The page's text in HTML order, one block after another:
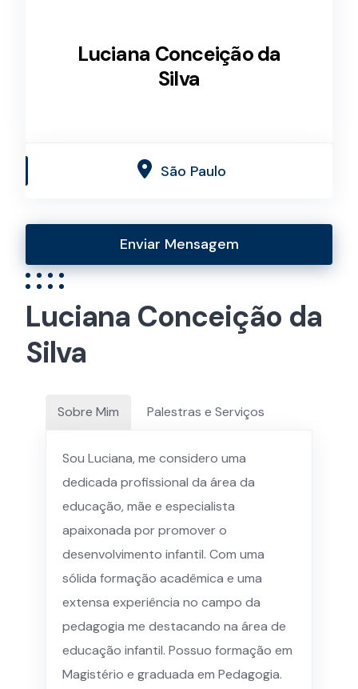
Luciana Conceição da
Silva
São Paulo
Enviar Mensagem
Luciana Conceição da
Silva
Sobre Mim Palestras e Serviços
Sou Luciana, me considero uma
dedicada profissional da área da
educação, mãe e especialista
apaixonada por promover o
desenvolvimento infantil. Com uma
sólida formação acadêmica e uma
extensa experiência no campo da
pedagogia me destacando na área de
educação infantil. Possuo formação em
Magistério e graduada em Pedagogia.